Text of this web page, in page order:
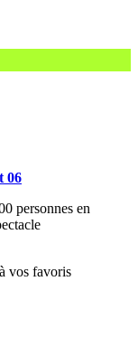
06
personnes en